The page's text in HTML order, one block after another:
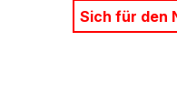
Sich für den